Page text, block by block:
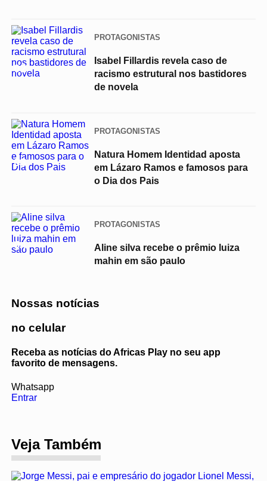
02
PROTAGONISTAS
Isabel Fillardis revela caso de
racismo estrutural nos bastidores
de novela
03
PROTAGONISTAS
Natura Homem Identidad aposta
em Lázaro Ramos e famosos para
o Dia dos Pais
04
PROTAGONISTAS
Aline silva recebe o prêmio luiza
mahin em são paulo
Nossas notícias
no celular
Receba as notícias do Africas Play no seu app
favorito de mensagens.
Whatsapp
Entrar
Veja Também